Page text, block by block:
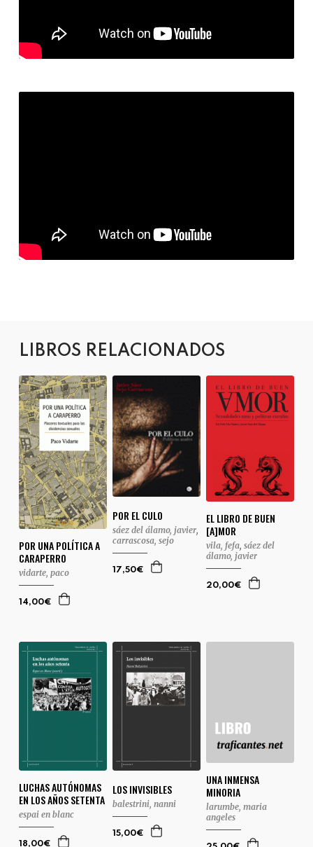
LIBROS RELACIONADOS
POR UNA POLÍTICA A
CARAPERRO
vidarte, paco
14,00€
POR EL CULO
sáez del álamo, javier,
carrascosa, sejo
17,50€
EL LIBRO DE BUEN
[A]MOR
vila, fefa, sáez del
álamo, javier
20,00€
LUCHAS AUTÓNOMAS
EN LOS AÑOS SETENTA
espai en blanc
18,00€
LOS INVISIBLES
balestrini, nanni
15,00€
UNA INMENSA
MINORIA
larumbe, maria
angeles